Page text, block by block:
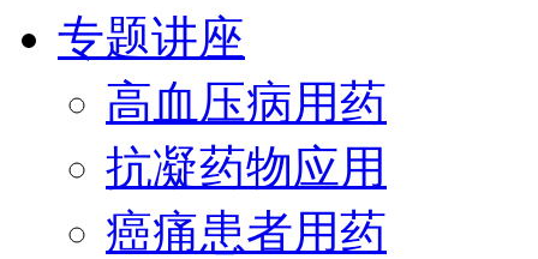
专题讲座
高血压病用药
抗凝药物应用
癌痛患者用药